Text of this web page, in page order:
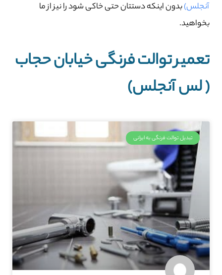
آنجلس)بدون اینکه دستتان حتی خاکی شود را نیز از ما
بخواهید.
تعمیر توالت فرنگی خیابان حجاب
( لس آنجلس)
تبدیل توالت فرنگی به ایرانی